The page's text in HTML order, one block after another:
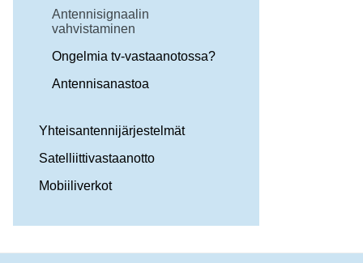
Antennisignaalin
vahvistaminen
Ongelmia tv-vastaanotossa?
Antennisanastoa
Yhteisantennijärjestelmät
Satelliittivastaanotto
Mobiiliverkot